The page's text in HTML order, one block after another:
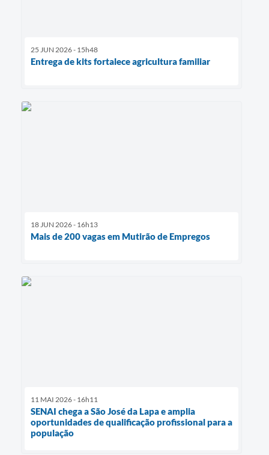
25 JUN 2026 - 15h48
Entrega de kits fortalece agricultura familiar
18 JUN 2026 - 16h13
Mais de 200 vagas em Mutirão de Empregos
11 MAI 2026 - 16h11
SENAI chega a São José da Lapa e amplia
oportunidades de qualificação profissional para a
população